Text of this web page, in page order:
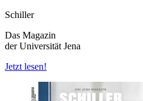
Schiller
Das Magazin
der Universität Jena
Jetzt lesen!